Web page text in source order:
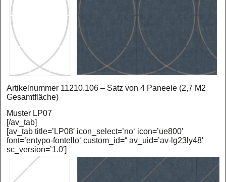
Artikelnummer 11210.106 – Satz von 4 Paneele (2,7 M2
Gesamtfläche)
Muster LP07
[/av_tab]
[av_tab title=’LP08′ icon_select=’no‘ icon=’ue800′
font=’entypo-fontello‘ custom_id=“ av_uid=’av-lg23ly48′
sc_version=’1.0′]